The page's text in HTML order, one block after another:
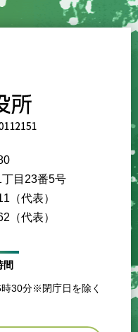
目23番5号
（代表）
（代表）
間
30分※閉庁日を除く